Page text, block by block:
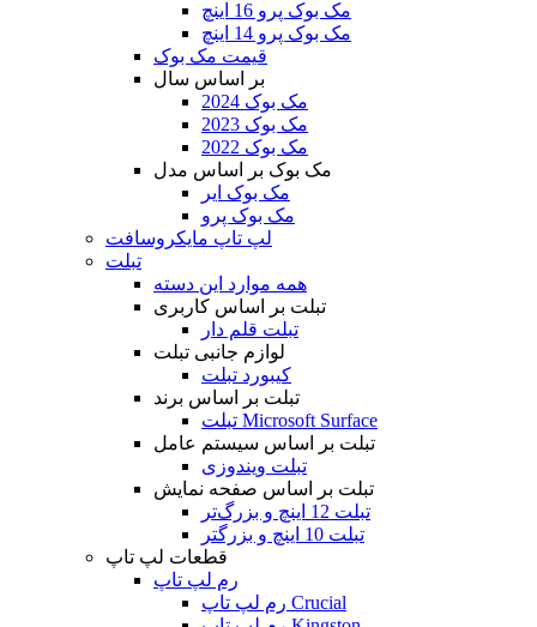
مک بوک پرو 16 اینچ
مک بوک پرو 14 اینچ
قیمت مک بوک
بر اساس سال
مک بوک 2024
مک بوک 2023
مک بوک 2022
مک بوک بر اساس مدل
مک بوک ایر
مک بوک پرو
لپ تاپ مایکروسافت
تبلت
همه موارد این دسته
تبلت بر اساس کاربری
تبلت قلم دار
لوازم جانبی تبلت
کیبورد تبلت
تبلت بر اساس برند
تبلت Microsoft Surface
تبلت بر اساس سیستم عامل
تبلت ویندوزی
تبلت بر اساس صفحه نمایش
تبلت 12 اینچ و بزرگ‌تر
تبلت 10 اینچ و بزرگتر
قطعات لپ تاپ
رم لپ تاپ
رم لپ تاپ Crucial